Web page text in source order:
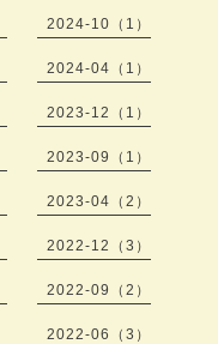
2024-10（1）
2024-04（1）
2023-12（1）
2023-09（1）
2023-04（2）
2022-12（3）
2022-09（2）
2022-06（3）